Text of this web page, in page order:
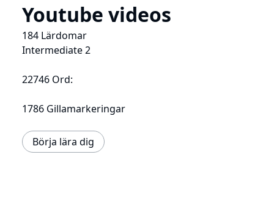
Youtube videos
184 Lärdomar
Intermediate 2
22746 Ord:
1786 Gillamarkeringar
Börja lära dig